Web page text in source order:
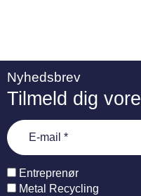
Nyhedsbrev
Tilmeld dig
Entreprenør
Metal Recycling